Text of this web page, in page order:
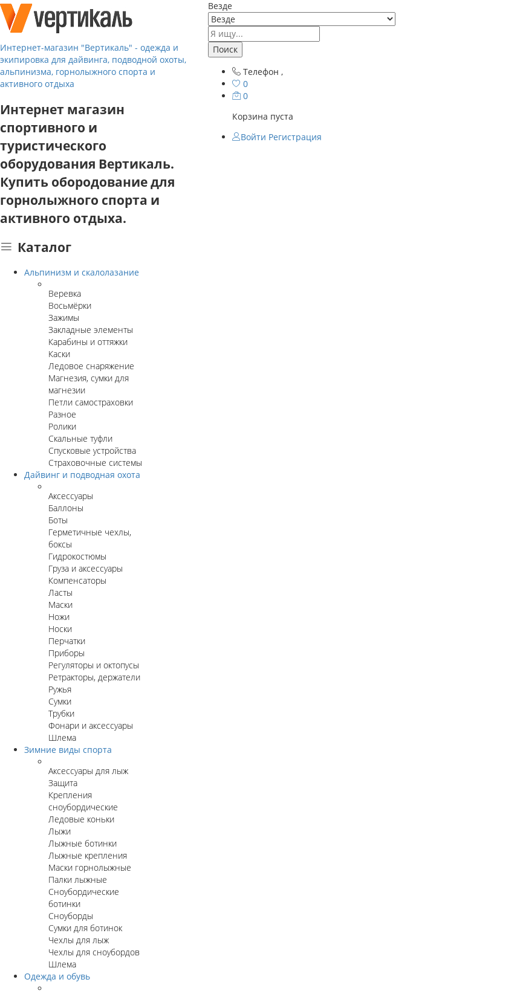
Интернет-магазин "Вертикаль" - одежда и
экипировка для дайвинга, подводной охоты,
альпинизма, горнолыжного спорта и
активного отдыха
Интернет магазин
спортивного и
туристического
оборудования Вертикаль.
Купить обородование для
горнолыжного спорта и
активного отдыха.
Каталог
Альпинизм и скалолазание
Веревка
Восьмёрки
Зажимы
Закладные элементы
Карабины и оттяжки
Каски
Ледовое снаряжение
Магнезия, сумки для
магнезии
Петли самостраховки
Разное
Ролики
Скальные туфли
Спусковые устройства
Страховочные системы
Дайвинг и подводная охота
Аксессуары
Баллоны
Боты
Герметичные чехлы,
боксы
Гидрокостюмы
Груза и аксессуары
Компенсаторы
Ласты
Маски
Ножи
Носки
Перчатки
Приборы
Регуляторы и октопусы
Ретракторы, держатели
Ружья
Сумки
Трубки
Фонари и аксессуары
Шлема
Зимние виды спорта
Аксессуары для лыж
Защита
Крепления
сноубордические
Ледовые коньки
Лыжи
Лыжные ботинки
Лыжные крепления
Маски горнолыжные
Палки лыжные
Сноубордические
ботинки
Сноуборды
Сумки для ботинок
Чехлы для лыж
Чехлы для сноубордов
Шлема
Одежда и обувь
Везде
Поиск
Телефон ,
0
0
Корзина пуста
Войти Регистрация